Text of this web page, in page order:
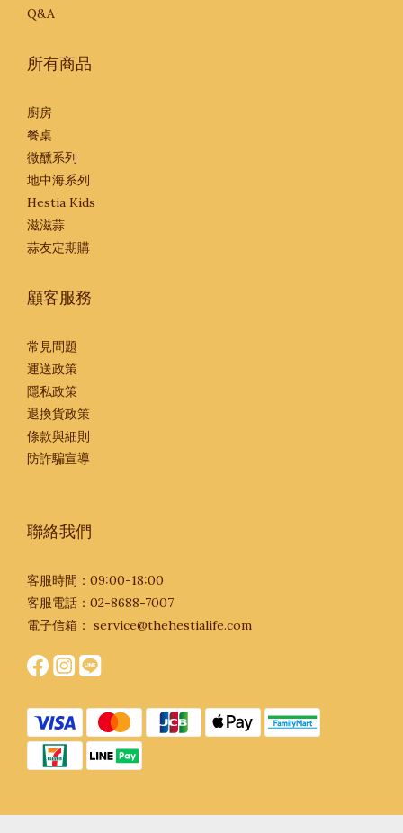
Q&A
所有商品
廚房
餐桌
微醺系列
地中海系列
Hestia Kids
滋滋蒜
蒜友定期購
顧客服務
常見問題
運送政策
隱私政策
退換貨政策
條款與細則
防詐騙宣導
聯絡我們
客服時間：09:00-18:00
客服電話：02-8688-7007
電子信箱： service@thehestialife.com